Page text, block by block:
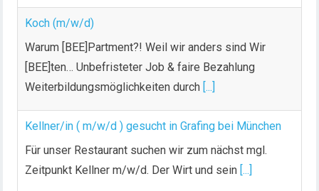
Koch (m/w/d)
Warum [BEE]Partment?! Weil wir anders sind Wir
[BEE]ten… Unbefristeter Job & faire Bezahlung
Weiterbildungsmöglichkeiten durch [...]
Kellner/in ( m/w/d ) gesucht in Grafing bei München
Für unser Restaurant suchen wir zum nächst mgl.
Zeitpunkt Kellner m/w/d. Der Wirt und sein [...]